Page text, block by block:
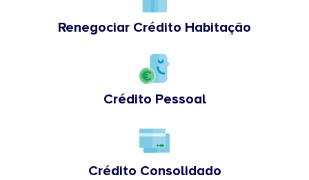
Renegociar Crédito Habitação
Crédito Pessoal
Crédito Consolidado